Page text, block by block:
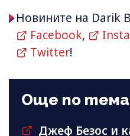
Новините на Darik
Facebook,
Twitter!
Още по
Джеф Безос и